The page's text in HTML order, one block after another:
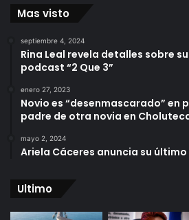
Mas visto
septiembre 4, 2024
Rina Leal revela detalles sobre
podcast “2 Que 3”
enero 27, 2023
Novio es “desenmascarado” en
padre de otra novia en
mayo 2, 2024
Ariela Cáceres anuncia su último
Ultimo